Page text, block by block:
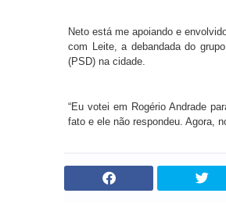
Neto está me apoiando e
com Leite, a debandada do
(PSD) na cidade.
“Eu votei em Rogério Andrade
fato e ele não respondeu. Agora,